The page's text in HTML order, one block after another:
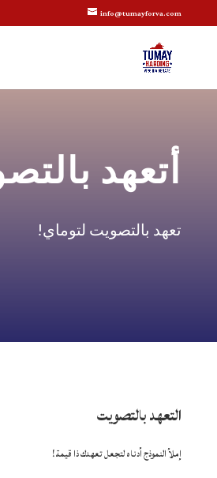
info@tumayforva.com
أتعهد
تعهد بالتصويت لتوماي!
التعهد بالتصويت
إملأ النموذج أدناه لتجعل تعهدك ذا قيمة!